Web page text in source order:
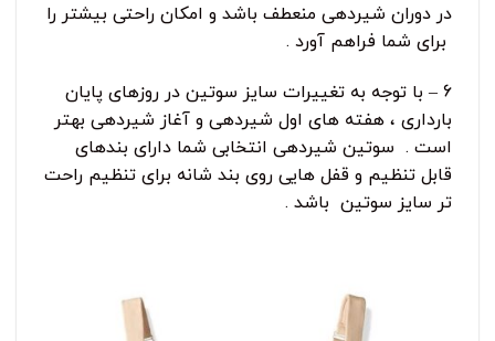
در دوران شیردهی منعطف باشد و امکان راحتی بیشتر را
برای شما فراهم آورد .
6 – با توجه به تغییرات سایز سوتین در روزهای پایان
بارداری ، هفته های اول شیردهی و آغاز شیردهی بهتر
است . سوتین شیردهی انتخابی شما دارای بندهای
قابل تنظیم و قفل هایی روی بند شانه برای تنظیم راحت
تر سایز سوتین باشد .